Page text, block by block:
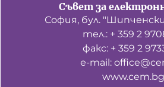
Съвет за
София, бул.
тел.: + 359 2
факс: + 359 2
е-mail:
www.cem.bg